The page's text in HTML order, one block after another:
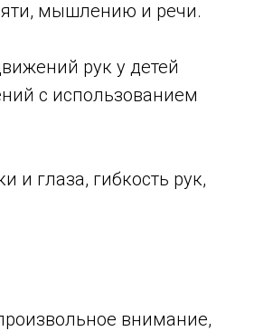
мышлению и речи.
рук у детей
с использованием
и глаза, гибкость рук,
внимание,